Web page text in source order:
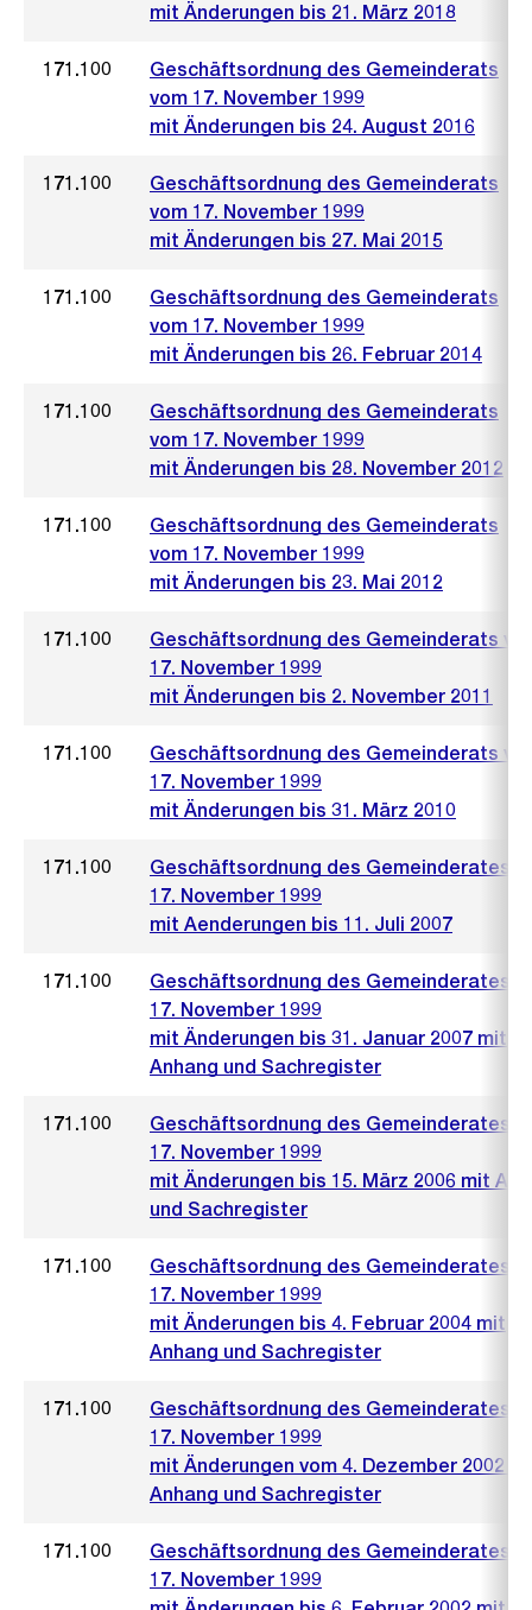
mit Änderungen bis 21. März 2018
171.100
Geschäftsordnung des Gemeinderats
vom 17. November 1999
mit Änderungen bis 24. August 2016
171.100
Geschäftsordnung des Gemeinderats
vom 17. November 1999
mit Änderungen bis 27. Mai 2015
171.100
Geschäftsordnung des Gemeinderats
vom 17. November 1999
mit Änderungen bis 26. Februar 2014
171.100
Geschäftsordnung des Gemeinderats
vom 17. November 1999
mit Änderungen bis 28. November 2012
171.100
Geschäftsordnung des Gemeinderats
vom 17. November 1999
mit Änderungen bis 23. Mai 2012
171.100
Geschäftsordnung des Gemeinderats
17. November 1999
mit Änderungen bis 2. November 2011
171.100
Geschäftsordnung des Gemeinderats
17. November 1999
mit Änderungen bis 31. März 2010
171.100
Geschäftsordnung des Gemeinderates
17. November 1999
mit Aenderungen bis 11. Juli 2007
171.100
Geschäftsordnung des Gemeinderates
17. November 1999
mit Änderungen bis 31. Januar 2007 mit
Anhang und Sachregister
171.100
Geschäftsordnung des Gemeinderates
17. November 1999
mit Änderungen bis 15. März 2006 mit
und Sachregister
171.100
Geschäftsordnung des Gemeinderates
17. November 1999
mit Änderungen bis 4. Februar 2004 mit
Anhang und Sachregister
171.100
Geschäftsordnung des Gemeinderates
17. November 1999
mit Änderungen vom 4. Dezember 2002
Anhang und Sachregister
171.100
Geschäftsordnung des Gemeinderates
17. November 1999